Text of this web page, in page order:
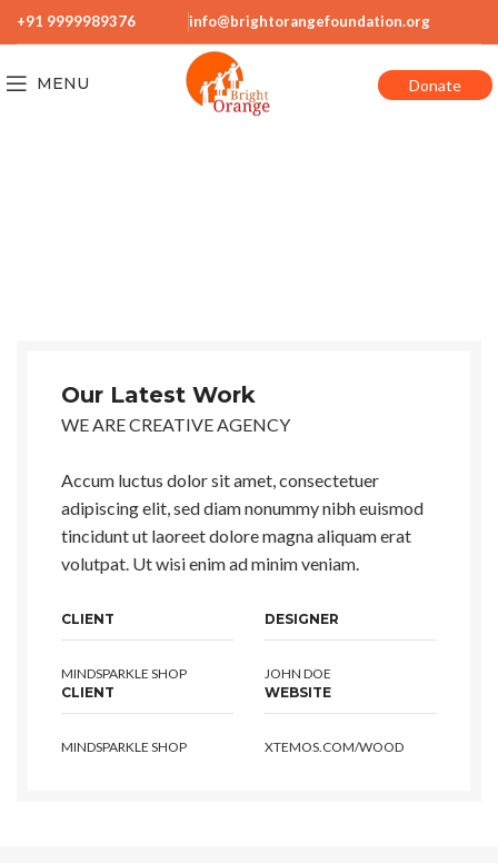
+91 9999989376 info@brightorangefoundation.org
MENU Donate
Our Latest Work
WE ARE CREATIVE AGENCY
Accum luctus dolor sit amet, consectetuer
adipiscing elit, sed diam nonummy nibh euismod
tincidunt ut laoreet dolore magna aliquam erat
volutpat. Ut wisi enim ad minim veniam.
CLIENT
MINDSPARKLE SHOP
DESIGNER
JOHN DOE
CLIENT
MINDSPARKLE SHOP
WEBSITE
XTEMOS.COM/WOOD